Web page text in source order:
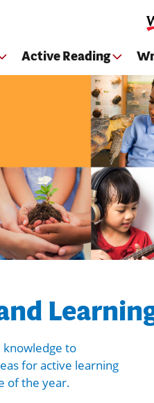
Active Reading
knowledge to
for active learning
of the year.